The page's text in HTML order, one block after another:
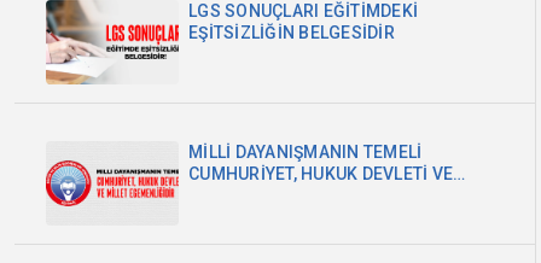
LGS SONUÇLARI EĞİTİMDEKİ
EŞİTSİZLİĞİN BELGESİDİR
MİLLİ DAYANIŞMANIN TEMELİ
CUMHURİYET, HUKUK DEVLETİ VE